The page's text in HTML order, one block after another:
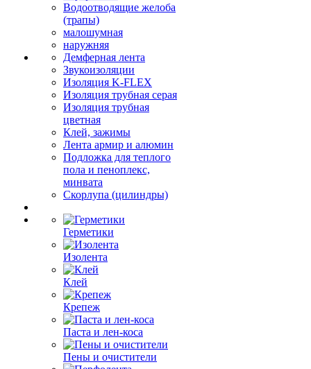
Водоотводящие желоба
(трапы)
малошумная
наружняя
Демферная лента
Звукоизоляции
Изоляция K-FLEX
Изоляция трубная серая
Изоляция трубная
цветная
Клей, зажимы
Лента армир и алюмин
Подложка для теплого
пола и пеноплекс,
минвата
Скорлупа (цилиндры)
Герметики
Изолента
Клей
Крепеж
Паста и лен-коса
Пены и очистители